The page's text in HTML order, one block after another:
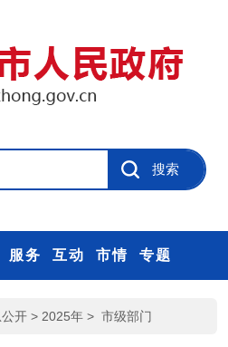
服务 互动 市情 专题
开 > 2025年 > 市级部门